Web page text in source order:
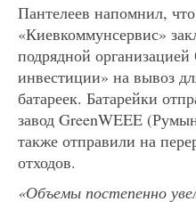
Пантелеев напомнил,
«Киевкоммунсервис»
подрядной
инвестиции» на вывоз
батареек. Батарейки
завод GreenWEEE
также отправили на
отходов.
«Объемы постепенно